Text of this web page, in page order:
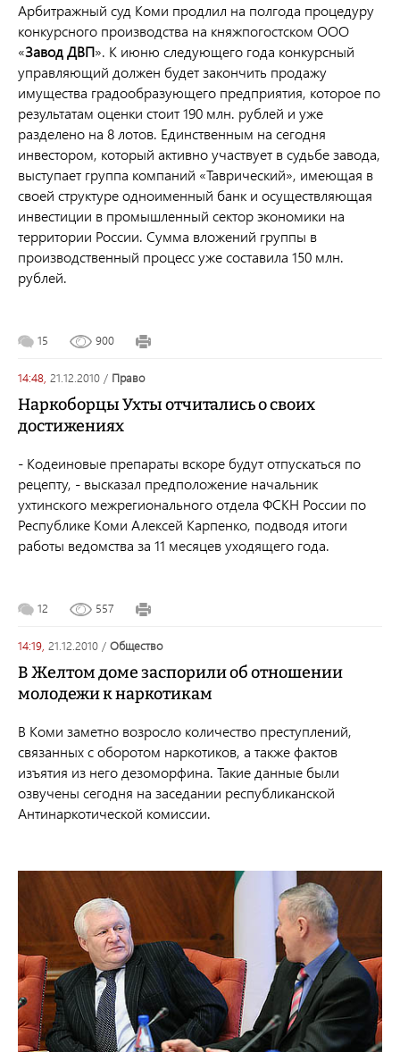
Арбитражный суд Коми продлил на полгода процедуру
конкурсного производства на княжпогостском ООО
«Завод ДВП». К июню следующего года конкурсный
управляющий должен будет закончить продажу
имущества градообразующего предприятия, которое по
результатам оценки стоит 190 млн. рублей и уже
разделено на 8 лотов. Единственным на сегодня
инвестором, который активно участвует в судьбе завода,
выступает группа компаний «Таврический», имеющая в
своей структуре одноименный банк и осуществляющая
инвестиции в промышленный сектор экономики на
территории России. Сумма вложений группы в
производственный процесс уже составила 150 млн.
рублей.
15 900
14:48, 21.12.2010 / право
Наркоборцы Ухты отчитались о своих
достижениях
- Кодеиновые препараты вскоре будут отпускаться по
рецепту, - высказал предположение начальник
ухтинского межрегионального отдела ФСКН России по
Республике Коми Алексей Карпенко, подводя итоги
работы ведомства за 11 месяцев уходящего года.
12 557
14:19, 21.12.2010 / общество
В Желтом доме заспорили об отношении
молодежи к наркотикам
В Коми заметно возросло количество преступлений,
связанных с оборотом наркотиков, а также фактов
изъятия из него дезоморфина. Такие данные были
озвучены сегодня на заседании республиканской
Антинаркотической комиссии.